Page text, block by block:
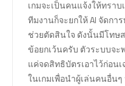
เกมจะเป็นคนแจ้งให้ทรา
ทีมงานก็จะยกให้ AI จัดก
ช่วยตัดสินใจ ดังนั้นมีโทษ
ข้อยกเว้นครับ ตัวระบบจ
แค่จดสิทธิบัตรเอาไว้ก่อน
ในเกมเพื่อนำผู้เล่นคนอื่นๆ